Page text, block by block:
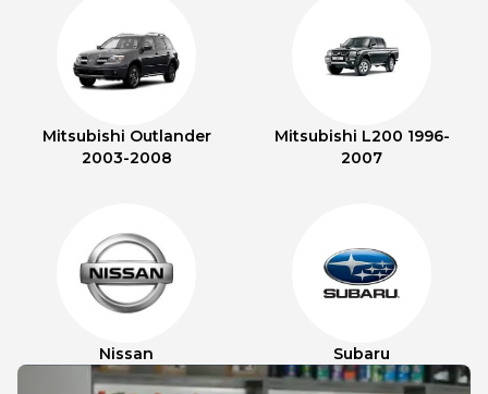
Mitsubishi Outlander
2003-2008
Mitsubishi L200 1996-
2007
Nissan Subaru